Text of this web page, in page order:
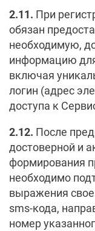
2.11. При
обязан
необходимую,
информацию
включая
логин (адрес
доступа к
2.12. После
достоверной и
формирования
необходимо
выражения
sms-кода,
номер